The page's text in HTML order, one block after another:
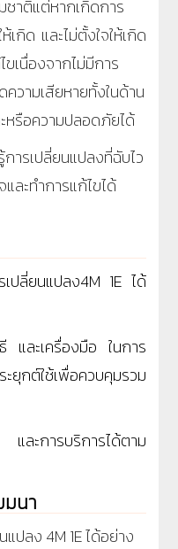
ชาติแต่หากเกิดการ
กิด และไม่ตั้งใจให้เกิด
ขเนื่องจากไม่มีการ
วามเสียหายทั้งในด้าน
รือความปลอดภัยได้
ารเปลี่ยนแปลงที่ฉับไว
ละทำการแก้ไขได้
ปลี่ยนแปลง4M 1E ได้
และเครื่องมือ ในการ
ยุกต์ใช้เพื่อควบคุมรวม
ละการบริการได้ตาม
มนา
ปลง 4M 1E ได้อย่าง